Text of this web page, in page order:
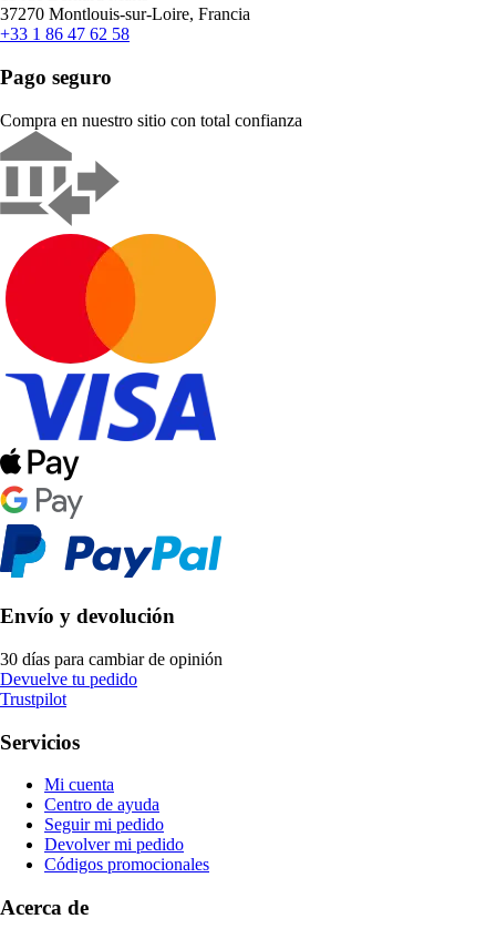
37270 Montlouis-sur-Loire, Francia
+33 1 86 47 62 58
Pago seguro
Compra en nuestro sitio con total confianza
Envío y devolución
30 días para cambiar de opinión
Devuelve tu pedido
Trustpilot
Servicios
Mi cuenta
Centro de ayuda
Seguir mi pedido
Devolver mi pedido
Códigos promocionales
Acerca de